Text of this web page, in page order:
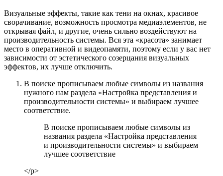
Визуальные эффекты, такие как тени на окнах, красивое
сворачивание, возможность просмотра медиаэлементов, не
открывая файл, и другие, очень сильно воздействуют на
производительность системы. Вся эта «красота» занимает
место в оперативной и видеопамяти, поэтому если у вас нет
зависимости от эстетического созерцания визуальных
эффектов, их лучше отключить.
В поиске прописываем любые символы из названия
нужного нам раздела «Настройка представления и
производительности системы» и выбираем лучшее
соответствие.
В поиске прописываем любые символы из
названия раздела «Настройка представления
и производительности системы» и выбираем
лучшее соответствие
</p>